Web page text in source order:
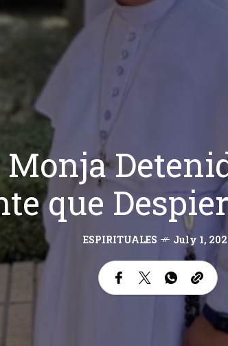
que
ESPIRITUALES July 1,